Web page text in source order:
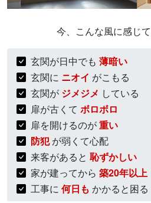
今、こんな風に感じ
玄関が日中でも 薄暗い
玄関に ニオイ がこもる
玄関が ジメジメ している
扉が古くて ボロボロ
扉を開けるのが重い
防犯が弱くて心配
来客があると 恥ずかしい
家が建ってから 築20年以上
工事に 何日も かかると困る